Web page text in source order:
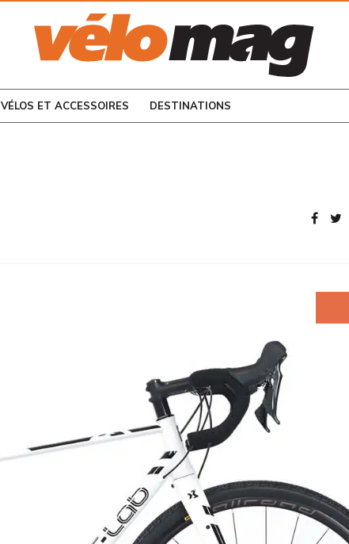
VÉLOS ET ACCESSOIRES DESTINATIONS
CONSULTEZ LES